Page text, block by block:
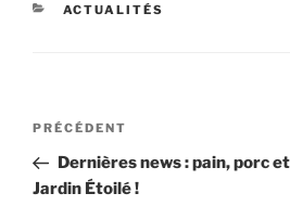
CATÉGORIES
ACTUALITÉS
Navigation
l’article
Article
précédent
PRÉCÉDENT
Dernières news : pain, porc
Jardin Étoilé !